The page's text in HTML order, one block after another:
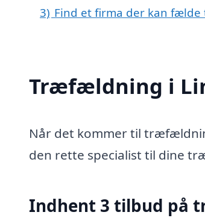
3) Find et firma der kan
Træfældning i
Når det kommer til
den rette specialist til dine
Indhent 3 tilbud på